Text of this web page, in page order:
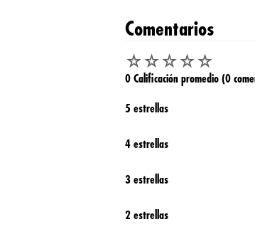
Comentarios
☆☆☆☆☆
0 Calificación promedio (0
5 estrellas
4 estrellas
3 estrellas
2 estrellas